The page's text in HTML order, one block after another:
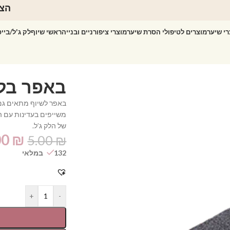
שיערמוצרים לטיפולי הסרת שיערמוצרי ציפורניים ובנייהראשי שיוףלק ג'ל/
באפר לשיוף מתאים
משייפים בעדינות עם
של הלק ג’ל.
5.00₪
₪
132 במלאי
-
+